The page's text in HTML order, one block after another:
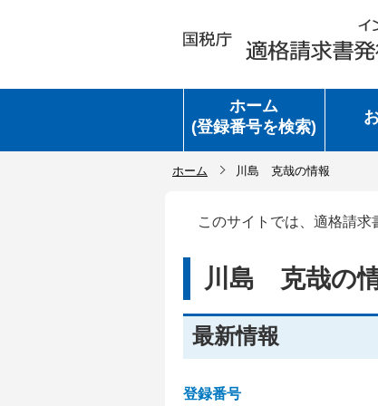
ホーム
(登録番号を検索)
ホーム 川島 克哉の情報
このサイトでは、適格請求
川島 克哉の
最新情報
登録番号